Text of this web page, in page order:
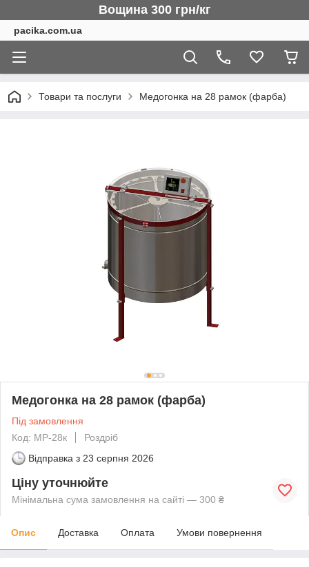
Вощина 300 грн/кг
pacika.com.ua
Товари та послуги Медогонка на 28 рамок (фарба)
Медогонка на 28 рамок (фарба)
Під замовлення
Код: МР-28к
Роздріб
Відправка з 23 серпня 2026
Ціну уточнюйте
Мінімальна сума замовлення на сайті — 300 ₴
Опис Доставка Оплата Умови повернення